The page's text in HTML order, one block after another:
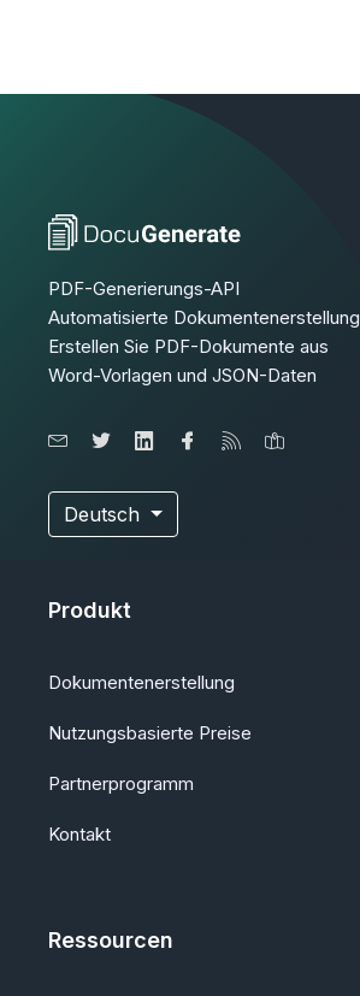
PDF-Generierungs-API
Automatisierte Dokumentenerstellung
Erstellen Sie PDF-Dokumente aus
Word-Vorlagen und JSON-Daten
Deutsch
Produkt
Dokumentenerstellung
Nutzungsbasierte Preise
Partnerprogramm
Kontakt
Ressourcen